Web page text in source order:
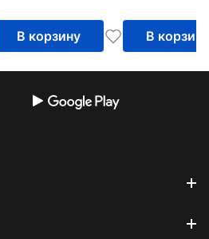
В корзину В корзину